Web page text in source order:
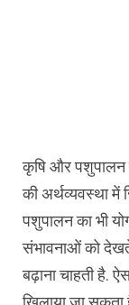
कृषि और पशुपालन
की अर्थव्यवस्था में
पशुपालन का भी
संभावनाओं को देखते
बढ़ाना चाहती है.